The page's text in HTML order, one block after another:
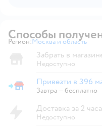
Способы
Регион: Выбор адреса
Москва и область
Забрать в
Недоступно
Привезти в магазин
Привезти в 396
Завтра—бесплатно
Доставка за 2 часа
Недоступно